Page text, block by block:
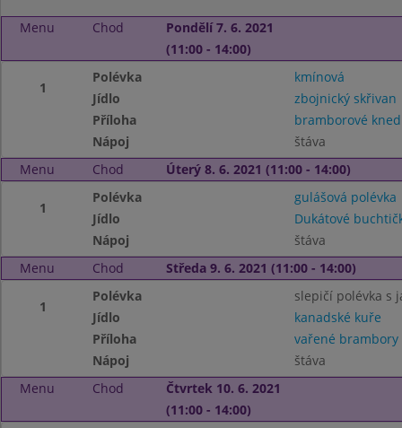
Menu Chod
Pondělí 7. 6. 2021
(11:00 - 14:00)
1
Polévka
kmínová
Jídlo
zbojnický skřivan
Příloha
bramborové
Nápoj
štáva
Menu
Chod Úterý 8. 6. 2021 (11:00 - 14:00)
1
Polévka
gulášová polévka
Jídlo
Dukátové
Nápoj
štáva
Menu
Chod Středa 9. 6. 2021 (11:00 - 14:00)
1
Polévka
slepičí polévka s
Jídlo
kanadské kuře
Příloha
vařené brambory
Nápoj
štáva
Menu
Chod
Čtvrtek 10. 6. 2021
(11:00 - 14:00)